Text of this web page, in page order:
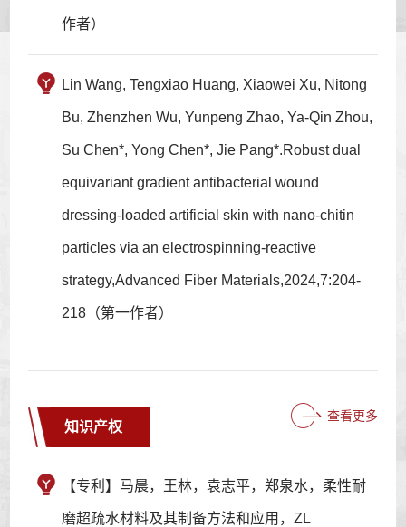
作者）
Lin Wang, Tengxiao Huang, Xiaowei Xu, Nitong
Bu, Zhenzhen Wu, Yunpeng Zhao, Ya‑Qin Zhou,
Su Chen*, Yong Chen*, Jie Pang*.Robust dual
equivariant gradient antibacterial wound
dressing-loaded artificial skin with nano-chitin
particles via an electrospinning-reactive
strategy,Advanced Fiber Materials,2024,7:204-
218（第一作者）
知识产权
查看更多
【专利】马晨，王林，袁志平，郑泉水，柔性耐
磨超疏水材料及其制备方法和应用，ZL